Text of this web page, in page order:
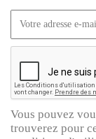
Vous pouvez
trouverez pour